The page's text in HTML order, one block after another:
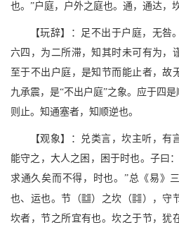
也。”户庭，户外之庭也。通，通达，
【玩辞】：足不出于户庭，无
六四，为二所滞，知其时未可有为，
至于不出户庭，是知节而能止者，故
九承震，是“不出户庭”之象。应于四
则止。知通塞者，知顺逆也。
【观象】：兑类言，坎主听，有
能守之，大人之困，困于时也。子曰
求通久矣而不得，时也。”总《易》
也、运也。节（N）之坎（Q），守
坎者，节之所宜有也。坎之于节，犹